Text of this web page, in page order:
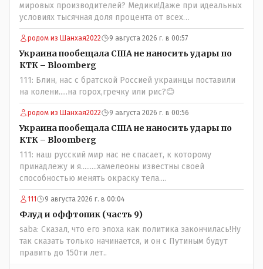
мировых производителей? Медики!Даже при идеальных
условиях тысячная доля процента от всех
вакцинированных может иметь плохие последствия от
прививки. Бумага нужна как защита от дол.....бов не
дружащих с школьными курсами предметов, в
частности биологии и математики. Vlad Kostanai: Поэтому
люди и отказываются и я в том числе своих не
прививал.Лично я вам и тем другим людям благодарен.
Добровольные действия направленные на сокращение
частотности появления в популяции соответствующих
комбинаций генов заслуживают благодарности. Мы и
без того основательно загубили нормальный
естественный отбор.
родом из Шанхая2022 9 августа 2026 г. в 00:57
Украина пообещала США не наносить удары по
КТК – Bloomberg
111: Блин, нас с братской Россией украинцы поставили
на колени.....на горох,гречку или рис?😊
родом из Шанхая2022 9 августа 2026 г. в 00:56
Украина пообещала США не наносить удары по
КТК – Bloomberg
111: наш русский мир нас не спасает, к которому
принадлежу и я.........хамелеоны известны своей
способностью менять окраску тела....
111 9 августа 2026 г. в 00:04
Флуд и оффтопик (часть 9)
saba: Сказал, что его эпоха как политика закончилась!Ну
так сказать только начинается, и он с Путиным будут
править до 150ти лет..